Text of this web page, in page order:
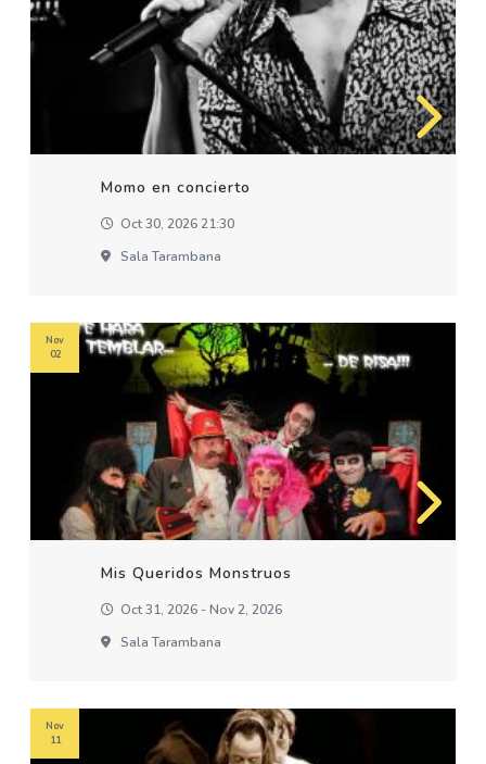
Momo en concierto
Oct 30, 2026 21:30
Sala Tarambana
Mis Queridos Monstruos
Oct 31, 2026 - Nov 2, 2026
Sala Tarambana
Nov
02
Nov
11